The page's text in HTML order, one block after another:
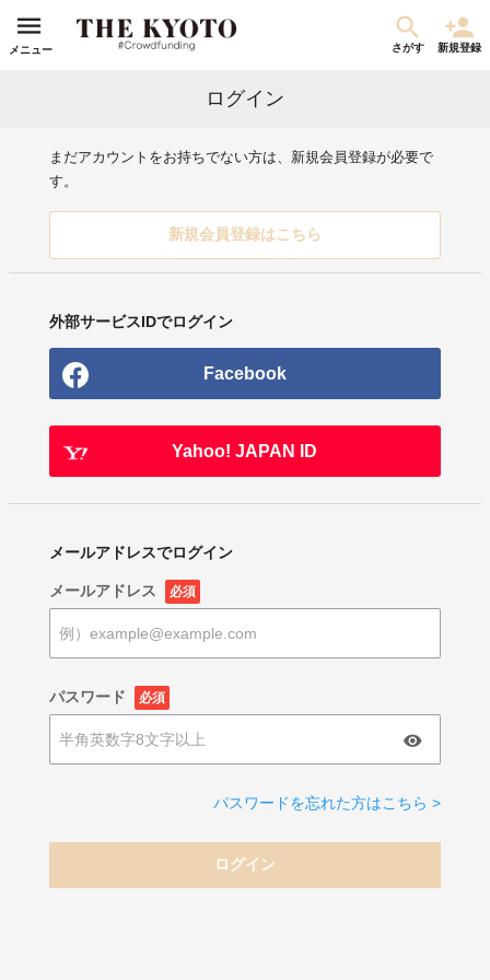
メニュー さがす 新規登録
ログイン
まだアカウントをお持ちでない方は、新規会員登録が必要で
す。
新規会員登録はこちら
外部サービスIDでログイン
Facebook
Yahoo! JAPAN ID
メールアドレスでログイン
メールアドレス 必須
パスワード 必須
パスワードを忘れた方はこちら >
ログイン